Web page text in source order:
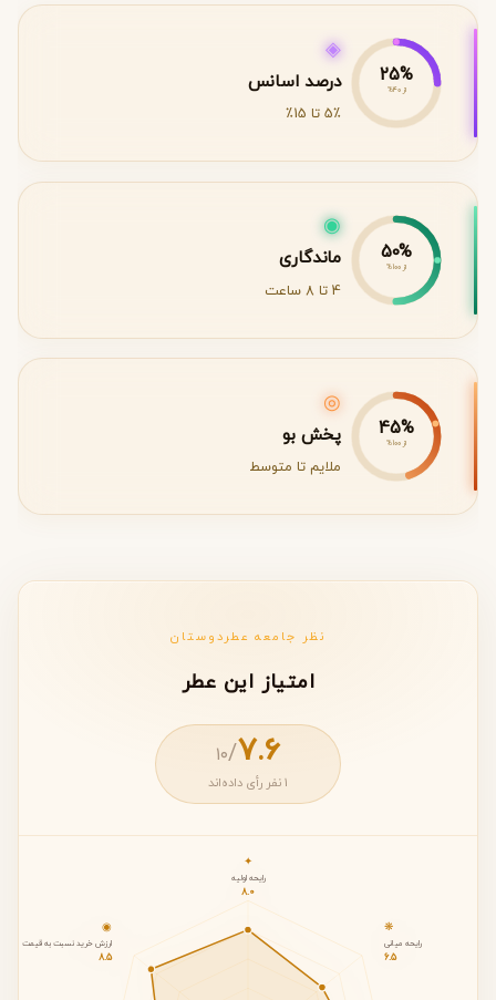
25%
از 40%
◈
درصد اسانس
5٪ تا 15٪
50%
از 100%
◉
ماندگاری
4 تا 8 ساعت
45%
از 100%
◎
پخش بو
ملایم تا متوسط
نظر جامعه عطردوستان
امتیاز این عطر
7.6
/۱۰
1 نفر رأی داده‌اند
✦
رایحه اولیه
8.0
❋
رایحه میانی
6.5
◉
ارزش خرید نسبت به قیمت
8.5